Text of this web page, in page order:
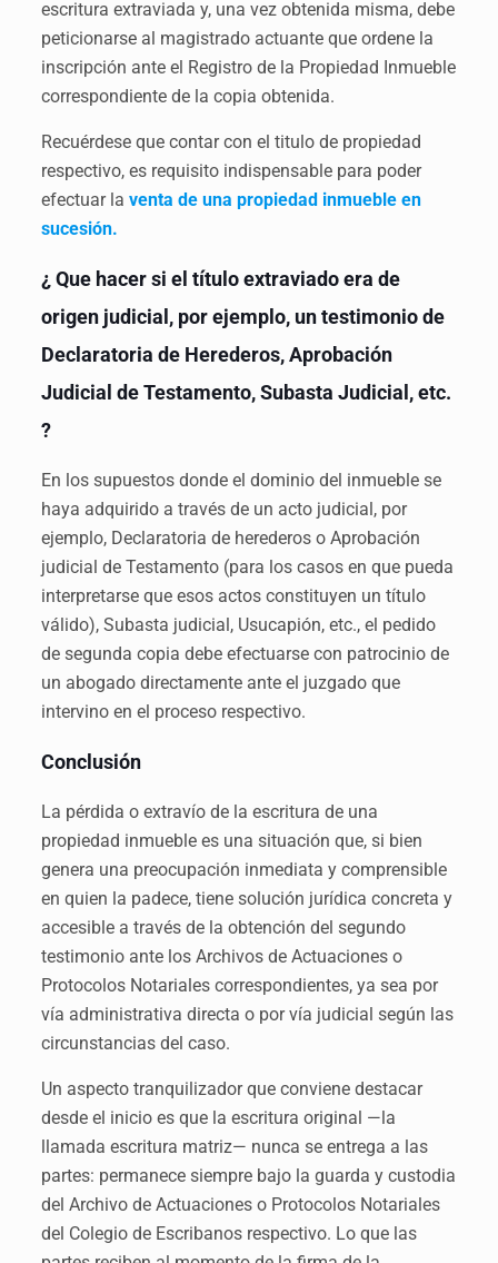
escritura extraviada y, una vez obtenida misma, debe
peticionarse al magistrado actuante que ordene la
inscripción ante el Registro de la Propiedad Inmueble
correspondiente de la copia obtenida.
Recuérdese que contar con el titulo de propiedad
respectivo, es requisito indispensable para poder
efectuar la venta de una propiedad inmueble en
sucesión.
¿ Que hacer si el título extraviado era de
origen judicial, por ejemplo, un testimonio de
Declaratoria de Herederos, Aprobación
Judicial de Testamento, Subasta Judicial, etc.
?
En los supuestos donde el dominio del inmueble se
haya adquirido a través de un acto judicial, por
ejemplo, Declaratoria de herederos o Aprobación
judicial de Testamento (para los casos en que pueda
interpretarse que esos actos constituyen un título
válido), Subasta judicial, Usucapión, etc., el pedido
de segunda copia debe efectuarse con patrocinio de
un abogado directamente ante el juzgado que
intervino en el proceso respectivo.
Conclusión
La pérdida o extravío de la escritura de una
propiedad inmueble es una situación que, si bien
genera una preocupación inmediata y comprensible
en quien la padece, tiene solución jurídica concreta y
accesible a través de la obtención del segundo
testimonio ante los Archivos de Actuaciones o
Protocolos Notariales correspondientes, ya sea por
vía administrativa directa o por vía judicial según las
circunstancias del caso.
Un aspecto tranquilizador que conviene destacar
desde el inicio es que la escritura original —la
llamada escritura matriz— nunca se entrega a las
partes: permanece siempre bajo la guarda y custodia
del Archivo de Actuaciones o Protocolos Notariales
del Colegio de Escribanos respectivo. Lo que las